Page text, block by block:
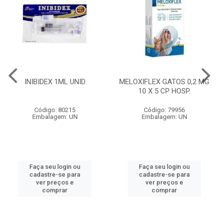
INIBIDEX 1ML UNID
Código: 80215
Embalagem: UN
Faça seu login ou
cadastre-se para
ver preços e
comprar
MELOXIFLEX GATOS 0,2 MG
10 X 5 CP HOSP.
Código: 79956
Embalagem: UN
Faça seu login ou
cadastre-se para
ver preços e
comprar